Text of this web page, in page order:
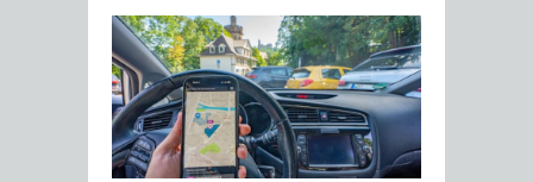
RIDEEASYPARKEN
STADTPLAN
ÖFFENTLICHE
TOILETTEN
WEINHEIMER